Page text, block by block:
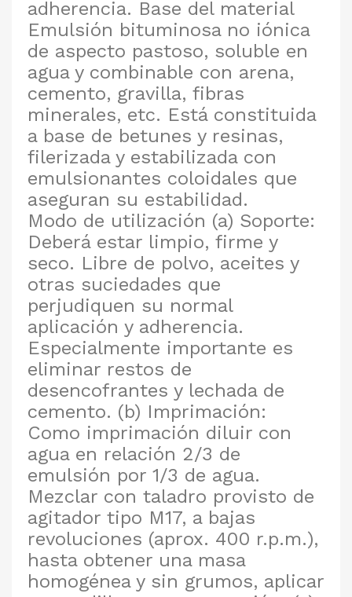
adherencia. Base del material
Emulsión bituminosa no iónica
de aspecto pastoso, soluble en
agua y combinable con arena,
cemento, gravilla, fibras
minerales, etc. Está constituida
a base de betunes y resinas,
filerizada y estabilizada con
emulsionantes coloidales que
aseguran su estabilidad.
Modo de utilización (a) Soporte:
Deberá estar limpio, firme y
seco. Libre de polvo, aceites y
otras suciedades que
perjudiquen su normal
aplicación y adherencia.
Especialmente importante es
eliminar restos de
desencofrantes y lechada de
cemento. (b) Imprimación:
Como imprimación diluir con
agua en relación 2/3 de
emulsión por 1/3 de agua.
Mezclar con taladro provisto de
agitador tipo M17, a bajas
revoluciones (aprox. 400 r.p.m.),
hasta obtener una masa
homogénea y sin grumos, aplicar